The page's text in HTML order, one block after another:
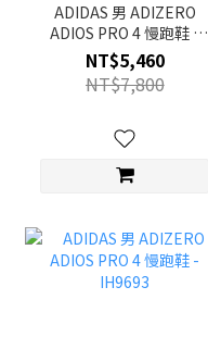
ADIDAS 男 ADIZERO
ADIOS PRO 4 慢跑鞋 -
JP6623
NT$5,460
NT$7,800